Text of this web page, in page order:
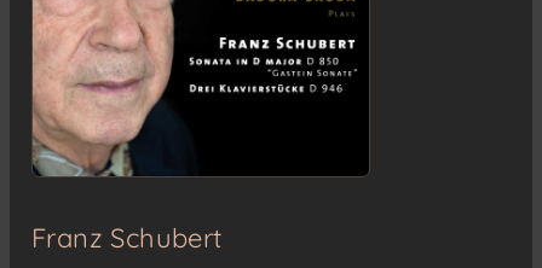
Franz Schubert